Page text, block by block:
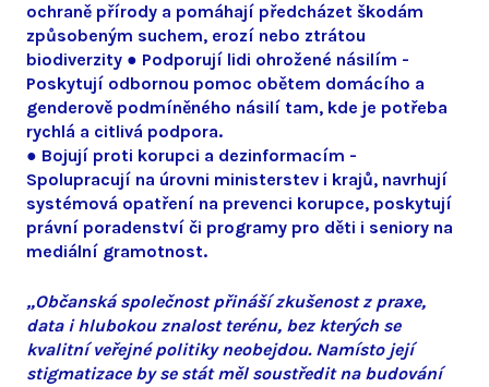
ochraně přírody a pomáhají předcházet škodám
způsobeným suchem, erozí nebo ztrátou
biodiverzity ● Podporují lidi ohrožené násilím -
Poskytují odbornou pomoc obětem domácího a
genderově podmíněného násilí tam, kde je potřeba
rychlá a citlivá podpora.
● Bojují proti korupci a dezinformacím -
Spolupracují na úrovni ministerstev i krajů, navrhují
systémová opatření na prevenci korupce, poskytují
právní poradenství či programy pro děti i seniory na
mediální gramotnost.
„Občanská společnost přináší zkušenost z praxe,
data i hlubokou znalost terénu, bez kterých se
kvalitní veřejné politiky neobejdou. Namísto její
stigmatizace by se stát měl soustředit na budování